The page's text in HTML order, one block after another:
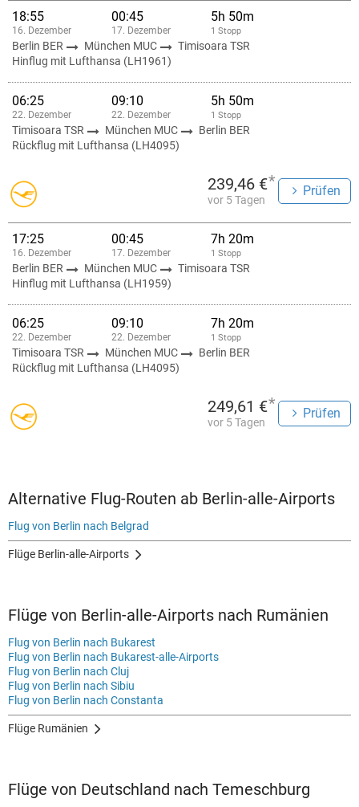
18:55
16. Dezember
00:45
17. Dezember
5h 50m
1 Stopp
Berlin BER München MUC
Timisoara TSR
Hinflug mit Lufthansa (LH1961)
06:25
22. Dezember
09:10
22. Dezember
5h 50m
1 Stopp
Timisoara TSR München MUC
Berlin BER
Rückflug mit Lufthansa (LH4095)
239,46 €*
vor 5 Tagen
Prüfen
17:25
16. Dezember
00:45
17. Dezember
7h 20m
1 Stopp
Berlin BER München MUC
Timisoara TSR
Hinflug mit Lufthansa (LH1959)
06:25
22. Dezember
09:10
22. Dezember
7h 20m
1 Stopp
Timisoara TSR München MUC
Berlin BER
Rückflug mit Lufthansa (LH4095)
249,61 €*
vor 5 Tagen
Prüfen
Alternative Flug-Routen ab Berlin-alle-Airports
Flug von Berlin nach Belgrad
Flüge Berlin-alle-Airports
Flüge von Berlin-alle-Airports nach Rumänien
Flug von Berlin nach Bukarest
Flug von Berlin nach Bukarest-alle-Airports
Flug von Berlin nach Cluj
Flug von Berlin nach Sibiu
Flug von Berlin nach Constanta
Flüge Rumänien
Flüge von Deutschland nach Temeschburg